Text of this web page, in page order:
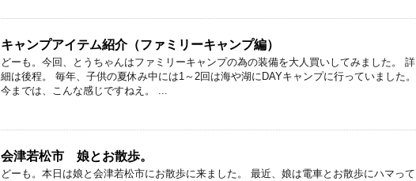
キャンプアイテム紹介（ファミリーキャンプ編）
どーも。今回、とうちゃんはファミリーキャンプの為の装備を大人買いしてみました。 詳
細は後程。 毎年、子供の夏休み中には1～2回は海や湖にDAYキャンプに行っていました。
今までは、こんな感じですねえ。 ...
会津若松市 娘とお散歩。
どーも。本日は娘と会津若松市にお散歩に来ました。 最近、娘は電車とお散歩にハマって